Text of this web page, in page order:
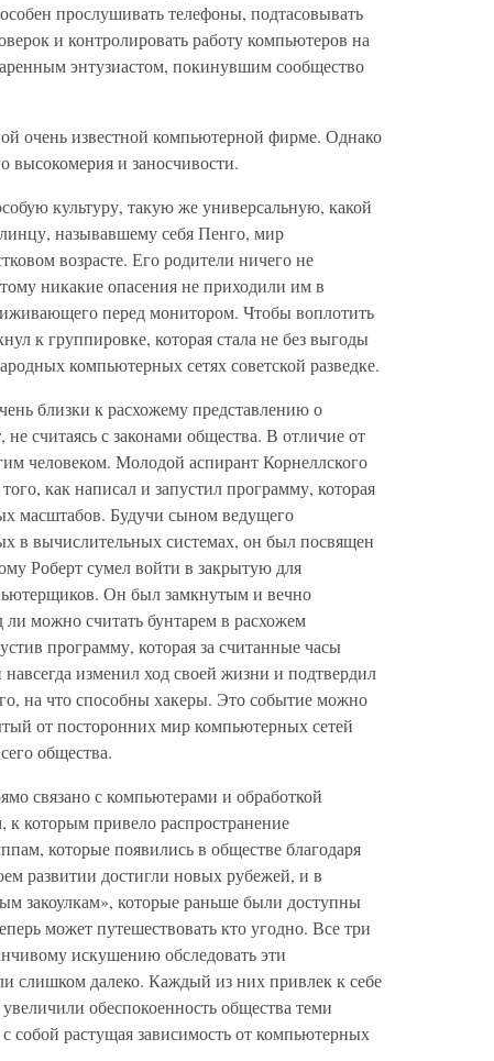
прослушивать телефоны, подтасовывать
и контролировать работу компьютеров на
энтузиастом, покинувшим сообщество
очень известной компьютерной фирме. Однако
высокомерия и заносчивости.
культуру, такую же универсальную, какой
называвшему себя Пенго, мир
возрасте. Его родители ничего не
никакие опасения не приходили им в
перед монитором. Чтобы воплотить
к группировке, которая стала не без выгоды
компьютерных сетях советской разведке.
близки к расхожему представлению о
считаясь с законами общества. В отличие от
человеком. Молодой аспирант Корнеллского
как написал и запустил программу, которая
масштабов. Будучи сыном ведущего
в вычислительных системах, он был посвящен
Роберт сумел войти в закрытую для
Он был замкнутым и вечно
можно считать бунтарем в расхожем
программу, которая за считанные часы
изменил ход своей жизни и подтвердил
на что способны хакеры. Это событие можно
от посторонних мир компьютерных сетей
общества.
связано с компьютерами и обработкой
которым привело распространение
которые появились в обществе благодаря
развитии достигли новых рубежей, и в
закоулкам», которые раньше были доступны
может путешествовать кто угодно. Все три
искушению обследовать эти
слишком далеко. Каждый из них привлек к себе
обеспокоенность общества теми
собой растущая зависимость от компьютерных